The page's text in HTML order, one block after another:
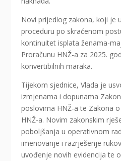
Novi prijedlog zakona, koji je
proceduru po skraćenom
kontinuitet isplata ženama-
Proračunu HNŽ-a za 2025.
konvertibilnih maraka.
Tijekom sjednice, Vlada je
izmjenama i dopunama
poslovima HNŽ-a te Zakona
HNŽ-a. Novim zakonskim
poboljšanja u operativnom
imenovanje i razrješenje
uvođenje novih evidencija te